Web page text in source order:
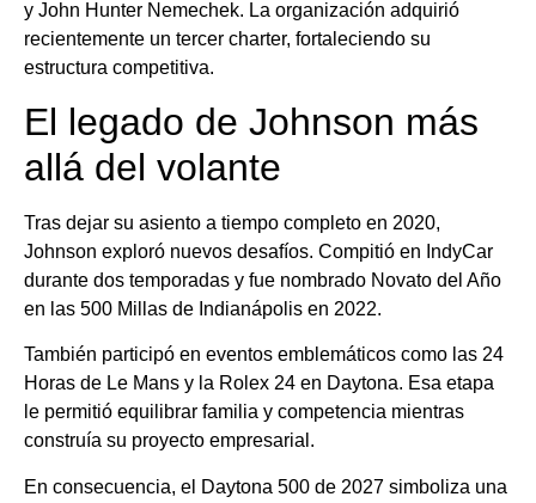
y John Hunter Nemechek. La organización adquirió
recientemente un tercer charter, fortaleciendo su
estructura competitiva.
El legado de Johnson más
allá del volante
Tras dejar su asiento a tiempo completo en 2020,
Johnson exploró nuevos desafíos. Compitió en IndyCar
durante dos temporadas y fue nombrado Novato del Año
en las 500 Millas de Indianápolis en 2022.
También participó en eventos emblemáticos como las 24
Horas de Le Mans y la Rolex 24 en Daytona. Esa etapa
le permitió equilibrar familia y competencia mientras
construía su proyecto empresarial.
En consecuencia, el Daytona 500 de 2027 simboliza una